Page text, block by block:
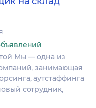
Мы — одна из
занимающая
аутстаффинга
сотрудник,